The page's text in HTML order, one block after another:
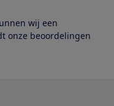
wij een
onze beoordelingen